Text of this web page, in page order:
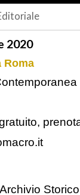
2020
Roma